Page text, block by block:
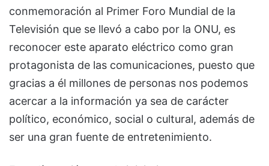
conmemoración al Primer Foro Mundial de la
Televisión que se llevó a cabo por la ONU, es
reconocer este aparato eléctrico como gran
protagonista de las comunicaciones, puesto que
gracias a él millones de personas nos podemos
acercar a la información ya sea de carácter
político, económico, social o cultural, además de
ser una gran fuente de entretenimiento.